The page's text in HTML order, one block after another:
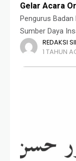
Gelar Acara
Pengurus
Sumber Daya
orientasi
Acara ini
s.d. Senin (25-
REDAKSI
1 TAHUN